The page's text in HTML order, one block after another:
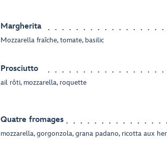
Margherita
Mozzarella fraîche, tomate, basilic
Prosciutto
ail rôti, mozzarella, roquette
Quatre fromages
mozzarella, gorgonzola, grana padano, ricotta aux